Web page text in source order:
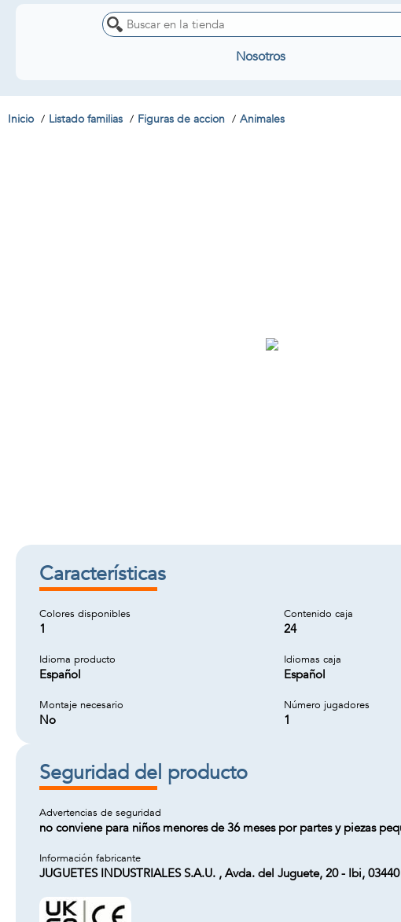
Nosotros
Inicio Listado familias Figuras de accion Animales
Características
Colores disponibles
1
Contenido caja
24
Idioma producto
Español
Idiomas caja
Español
Montaje necesario
No
Número jugadores
1
Seguridad del producto
Advertencias de seguridad
no conviene para niños menores de 36 meses por partes y piezas
Información fabricante
JUGUETES INDUSTRIALES S.A.U. , Avda. del Juguete, 20 - Ibi,